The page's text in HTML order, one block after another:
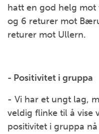
hatt en god helg mot
og 6 returer mot
returer mot Ullern.
- Positivitet i gruppa
- Vi har et ungt lag,
veldig flinke til å vise
positivitet i gruppa